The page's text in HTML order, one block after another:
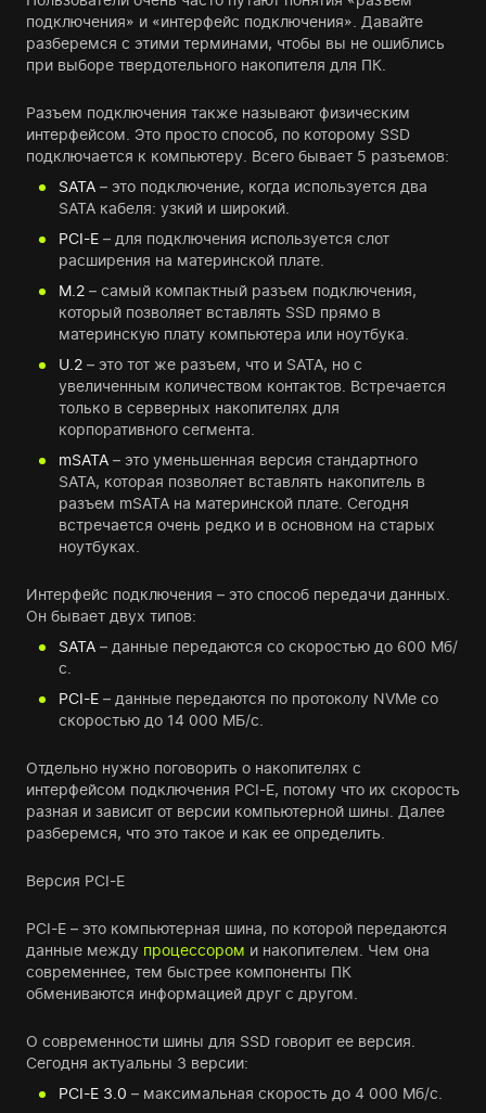
подключения» и «интерфейс подключения». Давайте
разберемся с этими терминами, чтобы вы не ошиблись
при выборе твердотельного накопителя для ПК.
Разъем подключения также называют физическим
интерфейсом. Это просто способ, по которому SSD
подключается к компьютеру. Всего бывает 5 разъемов:
SATA – это подключение, когда используется два
SATA кабеля: узкий и широкий.
PCI-E – для подключения используется слот
расширения на материнской плате.
M.2 – самый компактный разъем подключения,
который позволяет вставлять SSD прямо в
материнскую плату компьютера или ноутбука.
U.2 – это тот же разъем, что и SATA, но с
увеличенным количеством контактов. Встречается
только в серверных накопителях для
корпоративного сегмента.
mSATA – это уменьшенная версия стандартного
SATA, которая позволяет вставлять накопитель в
разъем mSATA на материнской плате. Сегодня
встречается очень редко и в основном на старых
ноутбуках.
Интерфейс подключения – это способ передачи данных.
Он бывает двух типов:
SATA – данные передаются со скоростью до 600 Мб/
с.
PCI-E – данные передаются по протоколу NVMe со
скоростью до 14 000 МБ/с.
Отдельно нужно поговорить о накопителях с
интерфейсом подключения PCI-E, потому что их скорость
разная и зависит от версии компьютерной шины. Далее
разберемся, что это такое и как ее определить.
Версия PCI-E
PCI-E – это компьютерная шина, по которой передаются
данные между процессором и накопителем. Чем она
современнее, тем быстрее компоненты ПК
обмениваются информацией друг с другом.
О современности шины для SSD говорит ее версия.
Сегодня актуальны 3 версии:
PCI-E 3.0 – максимальная скорость до 4 000 Мб/с.